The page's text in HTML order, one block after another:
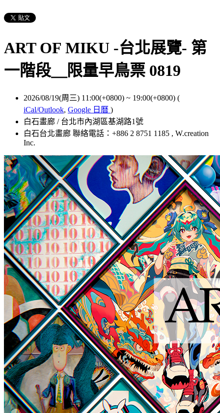
ART OF MIKU -台北展覽- 第
一階段＿限量早鳥票 0819
2026/08/19(周三) 11:00(+0800) ~ 19:00(+0800) (
iCal/Outlook, Google 日曆 )
白石畫廊 / 台北市內湖區基湖路1號
白石台北畫廊 聯絡電話：+886 2 8751 1185 , W.creation
Inc.